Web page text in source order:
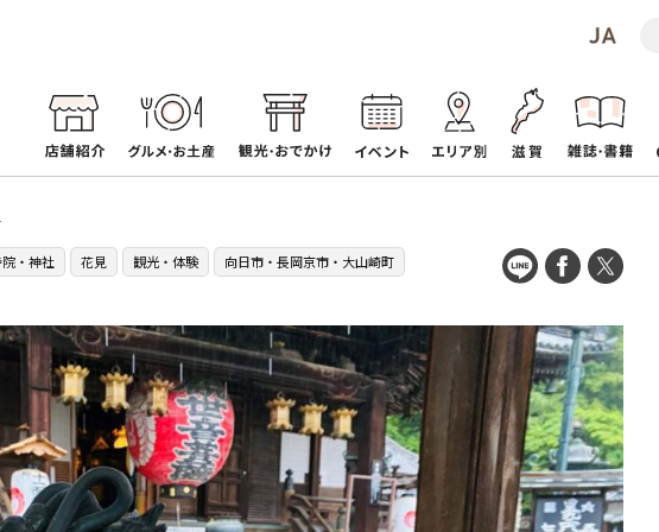
寺］
・神社 花見 観光・体験 向日市・長岡京市・大山崎町